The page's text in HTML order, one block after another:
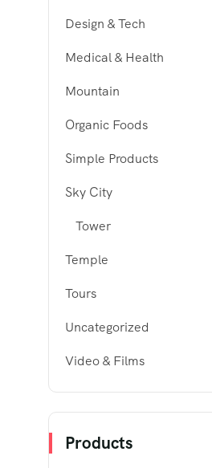
Design & Tech
Medical & Health
Mountain
Organic Foods
Simple Products
Sky City
Tower
Temple
Tours
Uncategorized
Video & Films
Products